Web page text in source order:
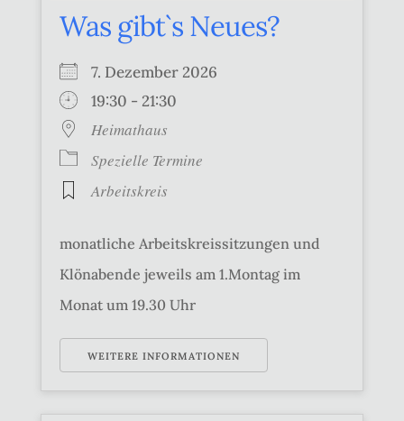
Was gibt`s Neues?
7. Dezember 2026
19:30 - 21:30
Heimathaus
Spezielle Termine
Arbeitskreis
monatliche Arbeitskreissitzungen und
Klönabende jeweils am 1.Montag im
Monat um 19.30 Uhr
WEITERE INFORMATIONEN